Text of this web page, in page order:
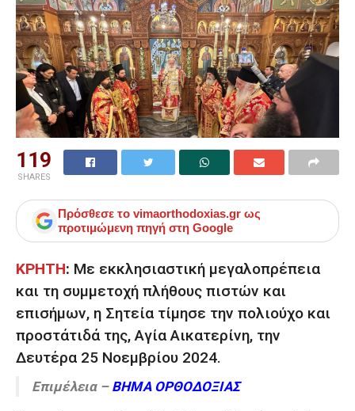
119
SHARES
Πρόσθεσε το vimaorthodoxias.gr ως
προτιμώμενη πηγή στη Google
ΚΡΗΤΗ: Με εκκλησιαστική μεγαλοπρέπεια
και τη συμμετοχή πλήθους πιστών και
επισήμων, η Σητεία τίμησε την πολιούχο και
προστάτιδά της, Αγία Αικατερίνη, την
Δευτέρα 25 Νοεμβρίου 2024.
Επιμέλεια – ΒΗΜΑ ΟΡΘΟΔΟΞΙΑΣ